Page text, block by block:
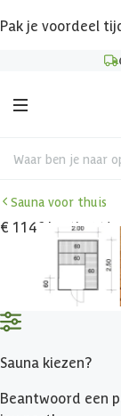
Pak je voordeel
Waar ben je naar
Sauna voor thuis
€ 1146 korting t/
Sauna kiezen?
Beantwoord een